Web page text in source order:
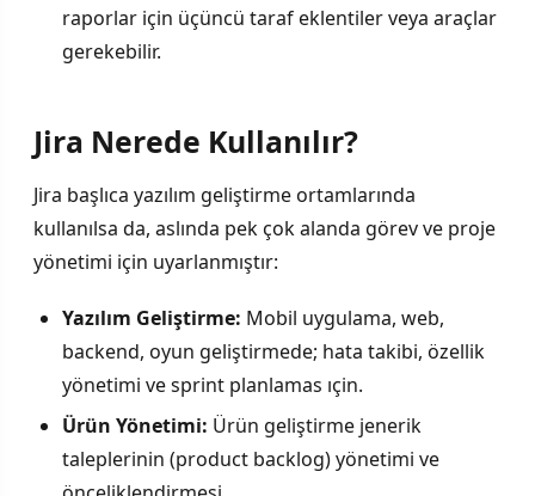
raporlar için üçüncü taraf eklentiler veya araçlar
gerekebilir.
Jira Nerede Kullanılır?
Jira başlıca yazılım geliştirme ortamlarında
kullanılsa da, aslında pek çok alanda görev ve proje
yönetimi için uyarlanmıştır:
Yazılım Geliştirme: Mobil uygulama, web,
backend, oyun geliştirmede; hata takibi, özellik
yönetimi ve sprint planlamas ıçin.
Ürün Yönetimi: Ürün geliştirme jenerik
taleplerinin (product backlog) yönetimi ve